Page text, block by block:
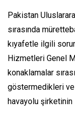
Pakistan
sırasında
kıyafetle ilgili
Hizmetleri Genel
konaklamalar
göstermedikleri
havayolu şirketinin